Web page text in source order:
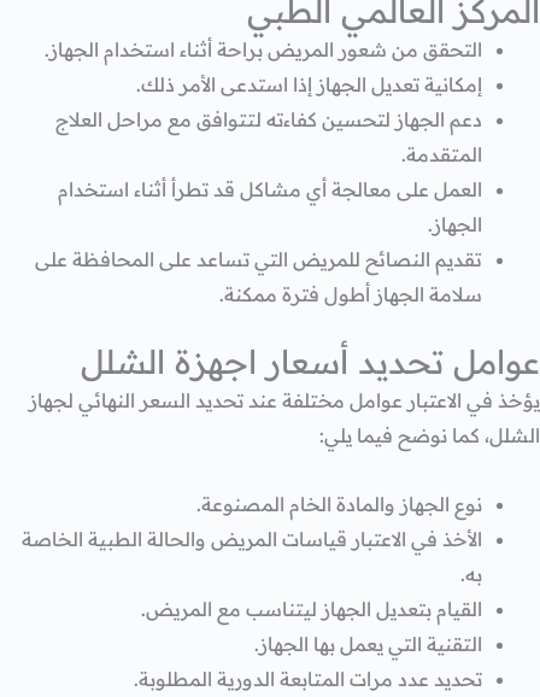
المركز العالمي الطبي
التحقق من شعور المريض براحة أثناء استخدام الجهاز.
إمكانية تعديل الجهاز إذا استدعى الأمر ذلك.
دعم الجهاز لتحسين كفاءته لتتوافق مع مراحل العلاج
المتقدمة.
العمل على معالجة أي مشاكل قد تطرأ أثناء استخدام
الجهاز.
تقديم النصائح للمريض التي تساعد على المحافظة على
سلامة الجهاز أطول فترة ممكنة.
عوامل تحديد أسعار اجهزة الشلل
يؤخذ في الاعتبار عوامل مختلفة عند تحديد السعر النهائي لجهاز
الشلل، كما نوضح فيما يلي:
نوع الجهاز والمادة الخام المصنوعة.
الأخذ في الاعتبار قياسات المريض والحالة الطبية الخاصة
به.
القيام بتعديل الجهاز ليتناسب مع المريض.
التقنية التي يعمل بها الجهاز.
تحديد عدد مرات المتابعة الدورية المطلوبة.